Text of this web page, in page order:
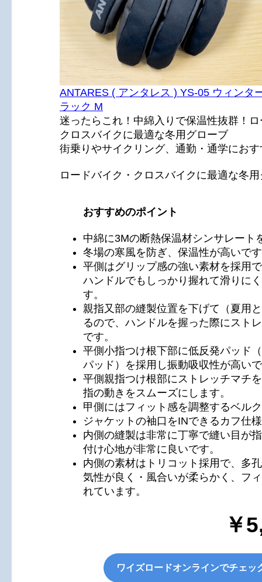
ANTARES ( アンタレス ) YS-05 ウィンタ
ラック M
迷ったらこれ！中綿入りで保温性抜群！
クロスバイクに最適な冬用グローブ
街乗りやサイクリング、通勤・通学にお
ロードバイク・クロスバイクに最適な冬
おすすめのポイント
中綿に3Mの断熱保温材シンサレート
冬場の寒風を防ぎ、保温性が高いで
平側はグリップ感の強い素材を採用
ハンドルでもしっかり握れて滑りに
す。
親指又部の縫製位置を下げて（夏用
るので、ハンドルを握った際にスト
です。
平側小指つけ根下部に低反発パッド
パッド）を採用し振動吸収性が高い
平側親指つけ根部にストレッチマチ
指の動きをスムーズにします。
甲側にはフィット感を調整するベル
ジャケットの袖口をINできるカフ仕
内側の縫製は非常に丁寧で縫い目が
付け心地が非常に良いです。
内側の素材はトリコット採用で、多
気性が良く・風合いが柔らかく、フ
れています。
￥
ワイズロードオンラインでチェッ